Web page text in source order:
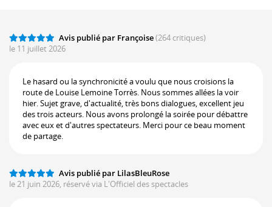
Avis publié par Françoise(264 critiques)
le 11 juillet 2026
Le hasard ou la synchronicité a voulu que nous croisions la
route de Louise Lemoine Torrès. Nous sommes allées la voir
hier. Sujet grave, d'actualité, très bons dialogues, excellent jeu
des trois acteurs. Nous avons prolongé la soirée pour débattre
avec eux et d'autres spectateurs. Merci pour ce beau moment
de partage.
Avis publié par LilasBleuRose
le 21 juin 2026, réservé via L'Officiel des spectacles